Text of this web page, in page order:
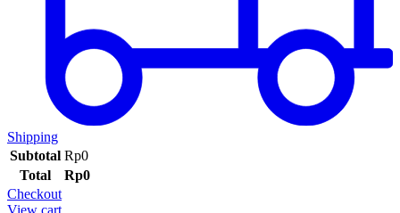
Shipping
Subtotal Rp0
Total
Rp0
Checkout
View cart